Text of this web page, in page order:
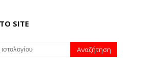
SITE